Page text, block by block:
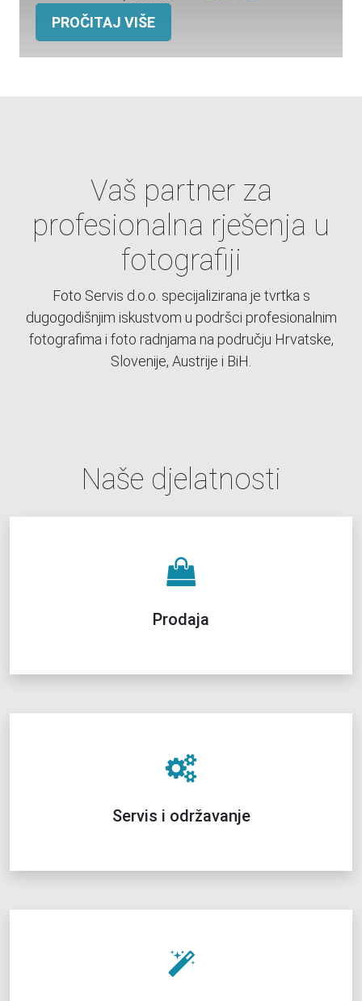
PROČITAJ VIŠE
Vaš partner za
profesionalna rješenja u
fotografiji
Foto Servis d.o.o. specijalizirana je tvrtka s
dugogodišnjim iskustvom u podršci profesionalnim
fotografima i foto radnjama na području Hrvatske,
Slovenije, Austrije i BiH.
Naše djelatnosti
Prodaja
Servis i održavanje